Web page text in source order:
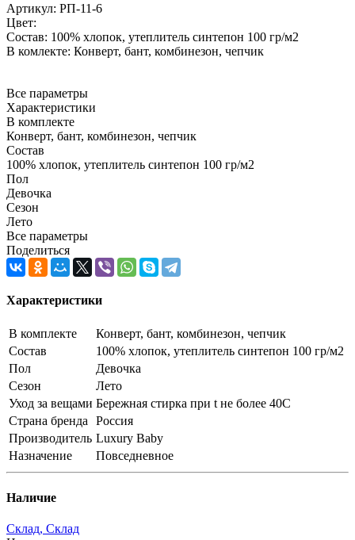
Артикул: РП-11-6
Цвет:
Состав: 100% хлопок, утеплитель синтепон 100 гр/м2
В комлекте: Конверт, бант, комбинезон, чепчик
Все параметры
Характеристики
В комплекте
Конверт, бант, комбинезон, чепчик
Состав
100% хлопок, утеплитель синтепон 100 гр/м2
Пол
Девочка
Сезон
Лето
Все параметры
Поделиться
Характеристики
В комплекте
Конверт, бант, комбинезон, чепчик
Состав
100% хлопок, утеплитель синтепон 100 гр/м2
Пол
Девочка
Сезон
Лето
Уход за вещами Бережная стирка при t не более 40С
Страна бренда
Россия
Производитель Luxury Baby
Назначение
Повседневное
Наличие
Склад, Склад